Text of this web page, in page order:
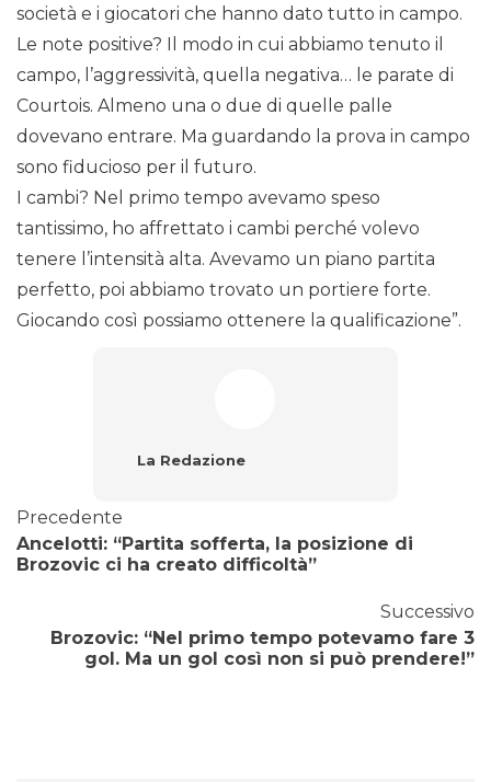
società e i giocatori che hanno dato tutto in campo.
Le note positive? Il modo in cui abbiamo tenuto il
campo, l’aggressività, quella negativa… le parate di
Courtois. Almeno una o due di quelle palle
dovevano entrare. Ma guardando la prova in campo
sono fiducioso per il futuro.
I cambi? Nel primo tempo avevamo speso
tantissimo, ho affrettato i cambi perché volevo
tenere l’intensità alta. Avevamo un piano partita
perfetto, poi abbiamo trovato un portiere forte.
Giocando così possiamo ottenere la qualificazione”.
La Redazione
Precedente
Ancelotti: “Partita sofferta, la posizione di
Brozovic ci ha creato difficoltà”
Successivo
Brozovic: “Nel primo tempo potevamo fare 3
gol. Ma un gol così non si può prendere!”